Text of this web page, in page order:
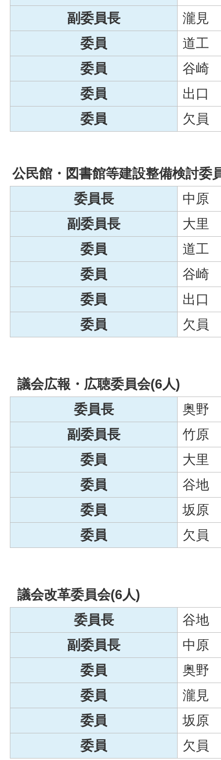
副委員長
瀧見
委員
道工
委員
谷崎
委員
出口
委員
欠員
公民館・図書館等建設整備検討委
委員長
中原
副委員長
大里
委員
道工
委員
谷崎
委員
出口
委員
欠員
議会広報・広聴委員会(6人)
委員長
奥野
副委員長
竹原
委員
大里
委員
谷地
委員
坂原
委員
欠員
議会改革委員会(6人)
委員長
谷地
副委員長
中原
委員
奥野
委員
瀧見
委員
坂原
委員
欠員